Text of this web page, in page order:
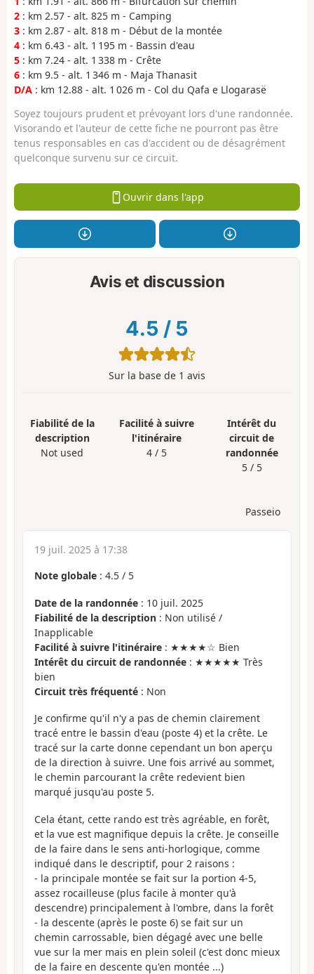
2 : km 2.57 - alt. 825 m - Camping
3 : km 2.87 - alt. 818 m - Début de la montée
4 : km 6.43 - alt. 1 195 m - Bassin d'eau
5 : km 7.24 - alt. 1 338 m - Crête
6 : km 9.5 - alt. 1 346 m - Maja Thanasit
D/A : km 12.88 - alt. 1 026 m - Col du Qafa e Llogarasë
Soyez toujours prudent et prévoyant lors d'une randonnée.
Visorando et l'auteur de cette fiche ne pourront pas être
tenus responsables en cas d'accident ou de désagrément
quelconque survenu sur ce circuit.
Ouvrir dans l'app
Avis et discussion
4.5 / 5
Sur la base de 1 avis
Fiabilité de la
description
Not used
Facilité à suivre
l'itinéraire
4 / 5
Intérêt du
circuit de
randonnée
5 / 5
Passeio
19 juil. 2025 à 17:38
Note globale : 4.5 / 5
Date de la randonnée : 10 juil. 2025
Fiabilité de la description : Non utilisé /
Inapplicable
Facilité à suivre l'itinéraire : ★★★★☆ Bien
Intérêt du circuit de randonnée : ★★★★★ Très
bien
Circuit très fréquenté : Non
Je confirme qu'il n'y a pas de chemin clairement
tracé entre le bassin d'eau (poste 4) et la crête. Le
tracé sur la carte donne cependant un bon aperçu
de la direction à suivre. Une fois arrivé au sommet,
le chemin parcourant la crête redevient bien
marqué jusqu'au poste 5.
Cela étant, cette rando est très agréable, en forêt,
et la vue est magnifique depuis la crête. Je conseille
de la faire dans le sens anti-horlogique, comme
indiqué dans le descriptif, pour 2 raisons :
- la principale montée se fait sur la portion 4-5,
assez rocailleuse (plus facile à monter qu'à
descendre) principalement à l'ombre, dans la forêt
- la descente (après le poste 6) se fait sur un
chemin carrossable, bien dégagé avec une belle
vue sur la mer mais en plein soleil (c'est donc mieux
de la faire en descente qu'en montée ...)